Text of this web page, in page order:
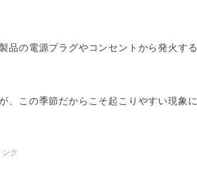
品の電源プラグやコンセントから発火する
、この季節だからこそ起こりやすい現象に
ク